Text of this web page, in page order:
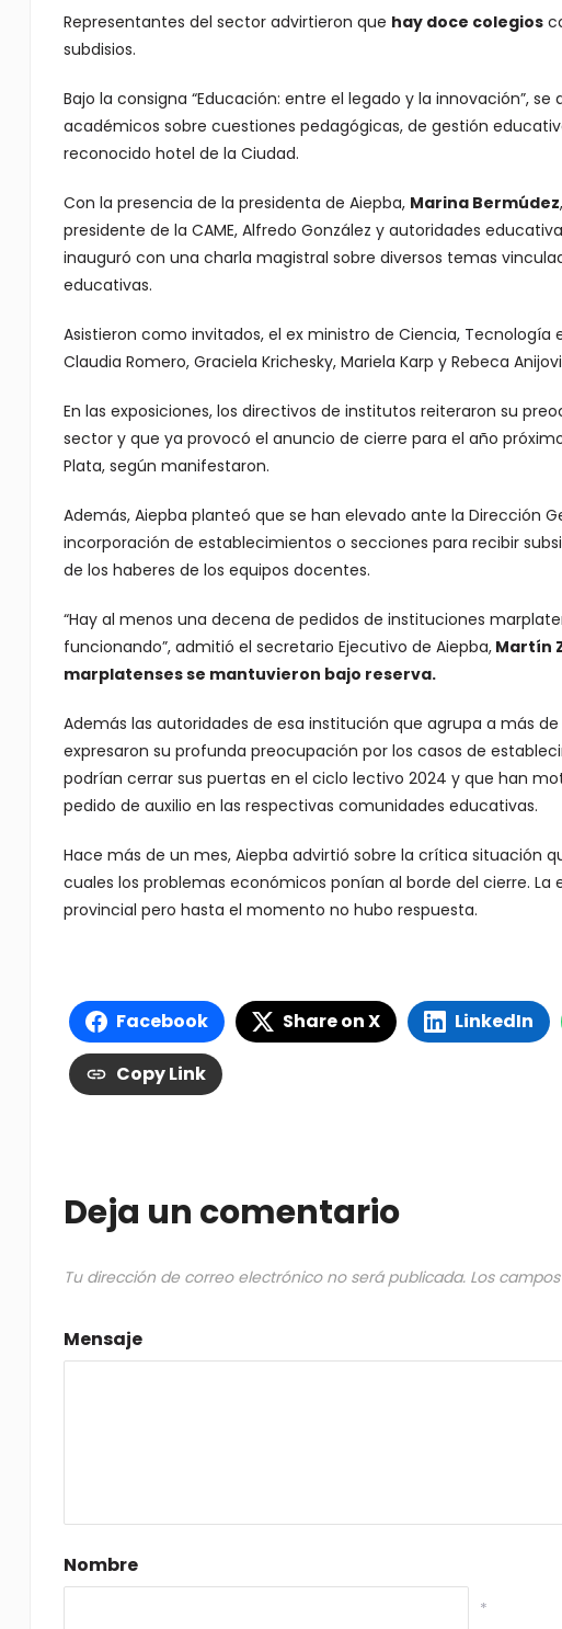
Representantes del sector advirtieron que hay doce colegios
subdisios.
Bajo la consigna “Educación: entre el legado y la innovación”,
académicos sobre cuestiones pedagógicas, de gestión
reconocido hotel de la Ciudad.
Con la presencia de la presidenta de Aiepba, Marina Bermúdez
presidente de la CAME, Alfredo González y autoridades
inauguró con una charla magistral sobre diversos temas
educativas.
Asistieron como invitados, el ex ministro de Ciencia, Tecnología
Claudia Romero, Graciela Krichesky, Mariela Karp y Rebeca
En las exposiciones, los directivos de institutos reiteraron su
sector y que ya provocó el anuncio de cierre para el año
Plata, según manifestaron.
Además, Aiepba planteó que se han elevado ante la Dirección
incorporación de establecimientos o secciones para recibir
de los haberes de los equipos docentes.
“Hay al menos una decena de pedidos de instituciones
funcionando”, admitió el secretario Ejecutivo de Aiepba,Martín
marplatenses se mantuvieron bajo reserva.
Además las autoridades de esa institución que agrupa a más
expresaron su profunda preocupación por los casos de
podrían cerrar sus puertas en el ciclo lectivo 2024 y que han
pedido de auxilio en las respectivas comunidades educativas.
Hace más de un mes, Aiepba advirtió sobre la crítica situación
cuales los problemas económicos ponían al borde del cierre.
provincial pero hasta el momento no hubo respuesta.
Facebook Share on X LinkedIn
Copy Link
Deja un comentario
Tu dirección de correo electrónico no será publicada. Los
Mensaje
Nombre
*